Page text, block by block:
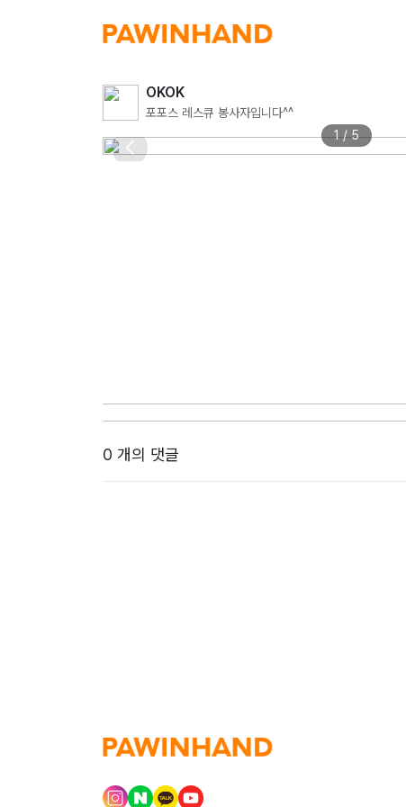
OKOK
포포스 레스큐 봉사자입니다^^
1 / 5
0 개의 댓글